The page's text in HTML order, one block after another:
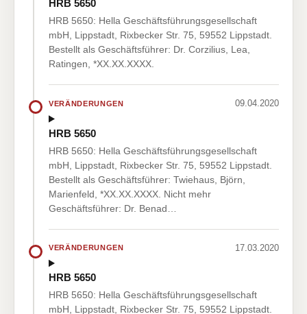
HRB 5650
HRB 5650: Hella Geschäftsführungsgesellschaft
mbH, Lippstadt, Rixbecker Str. 75, 59552 Lippstadt.
Bestellt als Geschäftsführer: Dr. Corzilius, Lea,
Ratingen, *XX.XX.XXXX.
VERÄNDERUNGEN 09.04.2020
HRB 5650
HRB 5650: Hella Geschäftsführungsgesellschaft
mbH, Lippstadt, Rixbecker Str. 75, 59552 Lippstadt.
Bestellt als Geschäftsführer: Twiehaus, Björn,
Marienfeld, *XX.XX.XXXX. Nicht mehr
Geschäftsführer: Dr. Benad…
VERÄNDERUNGEN 17.03.2020
HRB 5650
HRB 5650: Hella Geschäftsführungsgesellschaft
mbH, Lippstadt, Rixbecker Str. 75, 59552 Lippstadt.